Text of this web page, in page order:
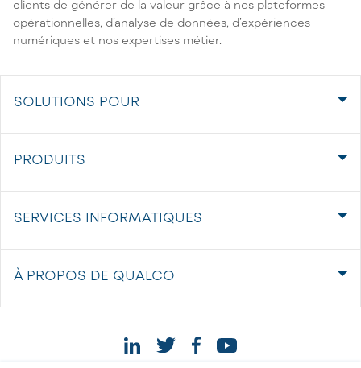
clients de générer de la valeur grâce à nos plateformes
opérationnelles, d’analyse de données, d’expériences
numériques et nos expertises métier.
SOLUTIONS POUR
PRODUITS
SERVICES INFORMATIQUES
À PROPOS DE QUALCO